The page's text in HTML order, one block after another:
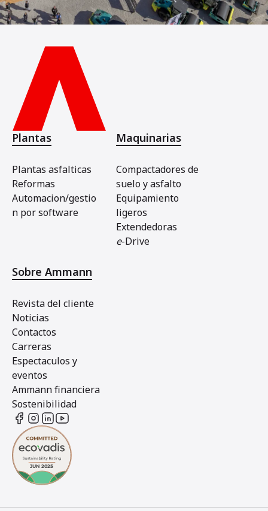
Plantas
Plantas asfalticas
Reformas
Automacion/gestio
n por software
Maquinarias
Compactadores de
suelo y asfalto
Equipamiento
ligeros
Extendedoras
e-Drive
Sobre Ammann
Revista del cliente
Noticias
Contactos
Carreras
Espectaculos y
eventos
Ammann financiera
Sostenibilidad